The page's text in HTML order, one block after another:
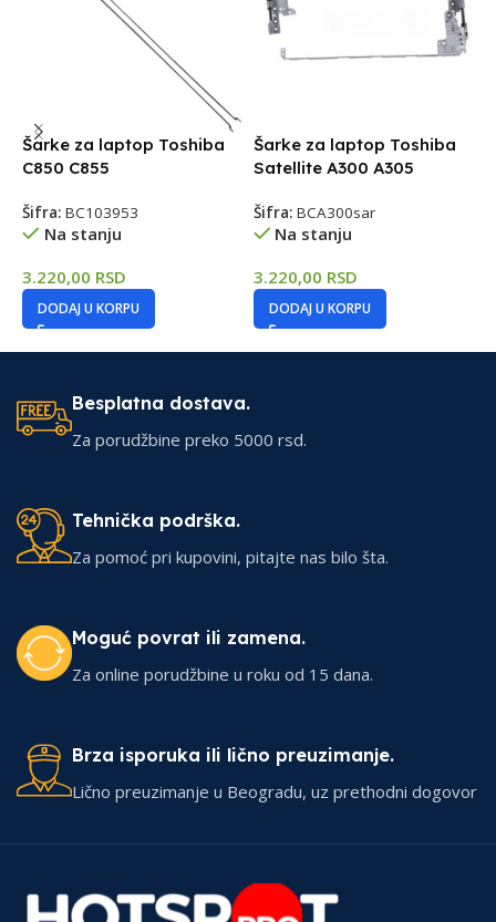
Šarke za laptop Toshiba
C850 C855
Šifra: BC103953
Na stanju
3.220,00 RSD
DODAJ U KORPU
Šarke za laptop Toshiba
Satellite A300 A305
Šifra: BCA300sar
Na stanju
3.220,00 RSD
DODAJ U KORPU
Besplatna dostava.
Za porudžbine preko 5000 rsd.
Tehnička podrška.
Za pomoć pri kupovini, pitajte nas bilo šta.
Moguć povrat ili zamena.
Za online porudžbine u roku od 15 dana.
Brza isporuka ili lično preuzimanje.
Lično preuzimanje u Beogradu, uz prethodni dogovor